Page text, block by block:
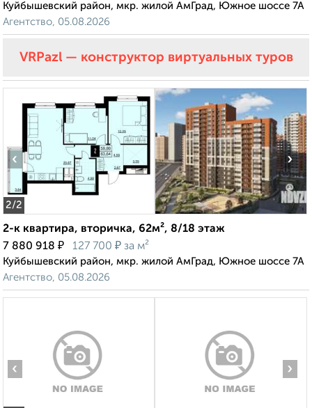
Куйбышевский район, мкр. жилой АмГрад, Южное шоссе 7А
Агентство, 05.08.2026
VRPazl — конструктор виртуальных туров
2/2
‹ ›
2-к квартира, вторичка, 62м², 8/18 этаж
7 880 918 ₽ 127 700 ₽ за м²
Куйбышевский район, мкр. жилой АмГрад, Южное шоссе 7А
Агентство, 05.08.2026
‹ ›